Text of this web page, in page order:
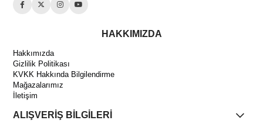
HAKKIMIZDA
Hakkımızda
Gizlilik Politikası
KVKK Hakkında Bilgilendirme
Mağazalarımız
İletişim
ALIŞVERİŞ BİLGİLERİ